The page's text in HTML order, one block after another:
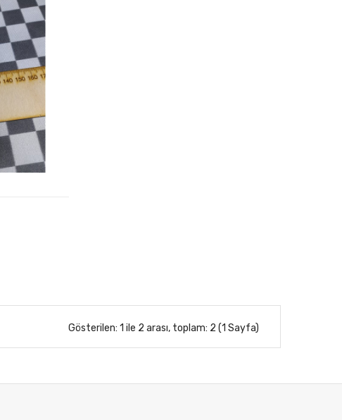
Gösterilen: 1 ile 2 arası, toplam: 2 (1 Sayfa)